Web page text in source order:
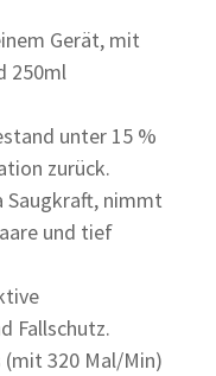
Gerät, mit
250ml
unter 15 %
zurück.
Saugkraft, nimmt
und tief
Fallschutz.
(mit 320 Mal/Min)